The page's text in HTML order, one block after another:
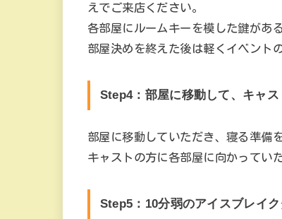
えでご来店ください。
各部屋にルームキーを模した鍵があ
部屋決めを終えた後は軽くイベント
Step4：部屋に移動して、キャ
部屋に移動していただき、寝る準備
キャストの方に各部屋に向かってい
Step5：10分弱のアイスブレイ